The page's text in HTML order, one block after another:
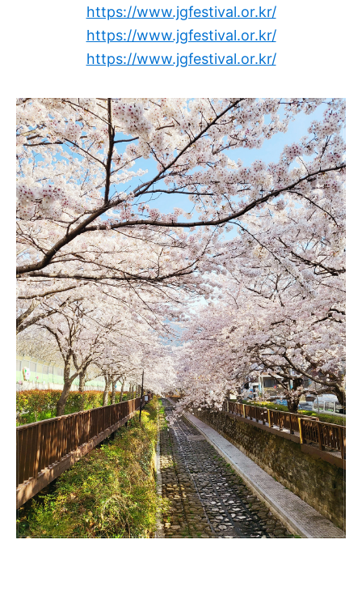
https://www.jgfestival.or.kr/
https://www.jgfestival.or.kr/
https://www.jgfestival.or.kr/